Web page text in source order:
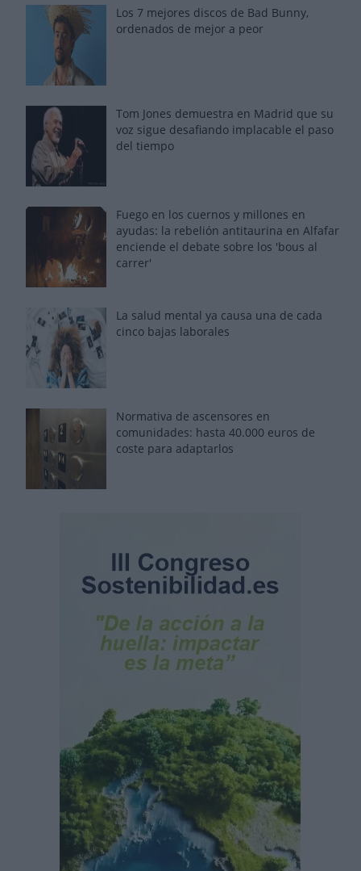
Los 7 mejores discos de Bad Bunny,
ordenados de mejor a peor
Tom Jones demuestra en Madrid que su
voz sigue desafiando implacable el paso
del tiempo
Fuego en los cuernos y millones en
ayudas: la rebelión antitaurina en Alfafar
enciende el debate sobre los 'bous al
carrer'
La salud mental ya causa una de cada
cinco bajas laborales
Normativa de ascensores en
comunidades: hasta 40.000 euros de
coste para adaptarlos